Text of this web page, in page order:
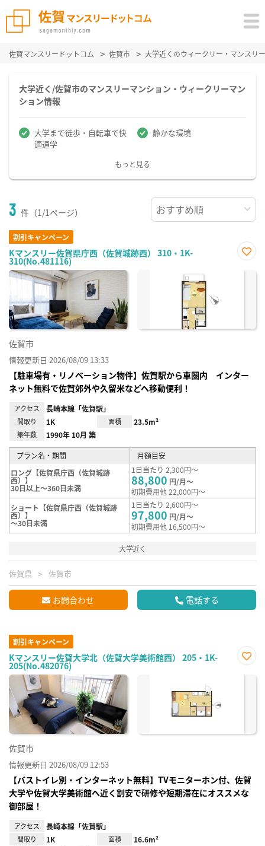
佐賀マンスリードットコム 佐賀市 大学近くのウィークリー・マンスリ
大学近く/佐賀市のマンスリーマンション・ウィークリーマン
ション情報
大学まで徒歩・自転車で快
適通学
静かな環境
もっと見る
3 件（1/1ページ）
割引キャンペーン
Kマンスリー佐賀県庁西（佐賀城跡西） 310・1K-
310(No.481116)
に入
佐賀市
情報更新日 2026/08/09 13:33
【駐車場有・リノベーション物件】佐賀駅から車圏内 インター
ネット無料で佐賀郊外や久留米などへ移動便利！
アクセス 長崎本線「佐賀駅」
間取り 1K 面積 23.5m²
築年数 1990年 10月 築
プラン名・期間
月額目安
ロング【佐賀県庁西（佐賀城跡
西）】
30日以上～360日未満
1日当たり 2,300円～
88,800 円/月～
初期費用他 22,000円～
ショート【佐賀県庁西（佐賀城跡
西）】
～30日未満
1日当たり 2,600円～
97,800 円/月～
初期費用他 16,500円～
大学近く
佐賀県 佐賀市
お問合わせ 電話する
割引キャンペーン
Kマンスリー佐賀大学北（佐賀大学美術館西） 205・1K-
205(No.482076)
に入
佐賀市
情報更新日 2026/08/09 12:53
【バストイレ別・インターネット無料】TVモニターホン付、佐賀
大学や佐賀大学美術館へ近く割安で研修や短期滞在にオススメな
御部屋！
アクセス 長崎本線「佐賀駅」
間取り 1K 面積 16.6m²